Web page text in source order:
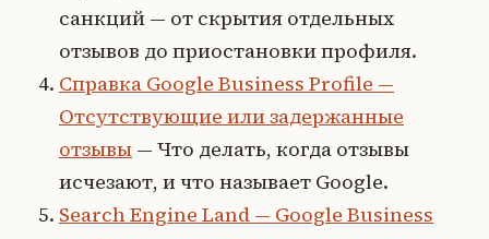
санкций — от скрытия отдельных
отзывов до приостановки профиля.
Справка Google Business Profile —
Отсутствующие или задержанные
отзывы — Что делать, когда отзывы
исчезают, и что называет Google.
Search Engine Land — Google Business